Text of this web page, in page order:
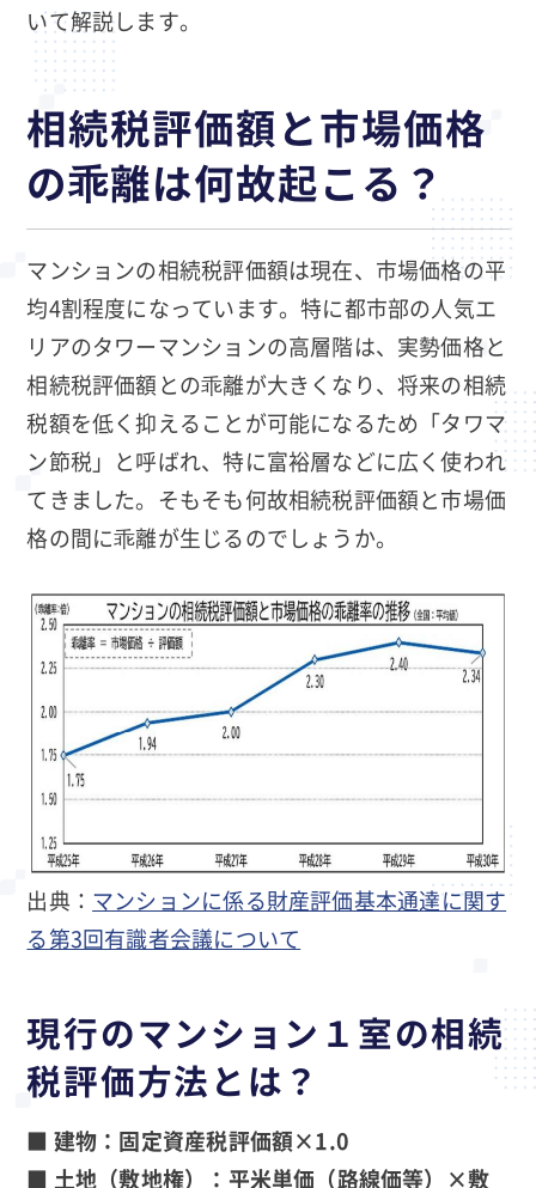
いて解説します。
相続税評価額と市場価格
の乖離は何故起こる？
マンションの相続税評価額は現在、市場価格の平
均4割程度になっています。特に都市部の人気エ
リアのタワーマンションの高層階は、実勢価格と
相続税評価額との乖離が大きくなり、将来の相続
税額を低く抑えることが可能になるため「タワマ
ン節税」と呼ばれ、特に富裕層などに広く使われ
てきました。そもそも何故相続税評価額と市場価
格の間に乖離が生じるのでしょうか。
出典： マンションに係る財産評価基本通達に関す
る第3回有識者会議について
現行のマンション１室の相続
税評価方法とは？
■ 建物：固定資産税評価額×1.0
■ 土地（敷地権）：平米単価（路線価等）×敷